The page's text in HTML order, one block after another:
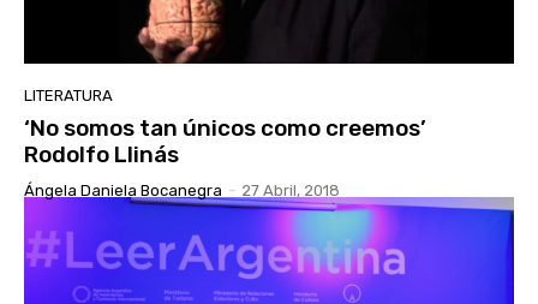
LITERATURA
‘No somos tan únicos como creemos’
Rodolfo Llinás
Ángela Daniela Bocanegra - 27 Abril, 2018